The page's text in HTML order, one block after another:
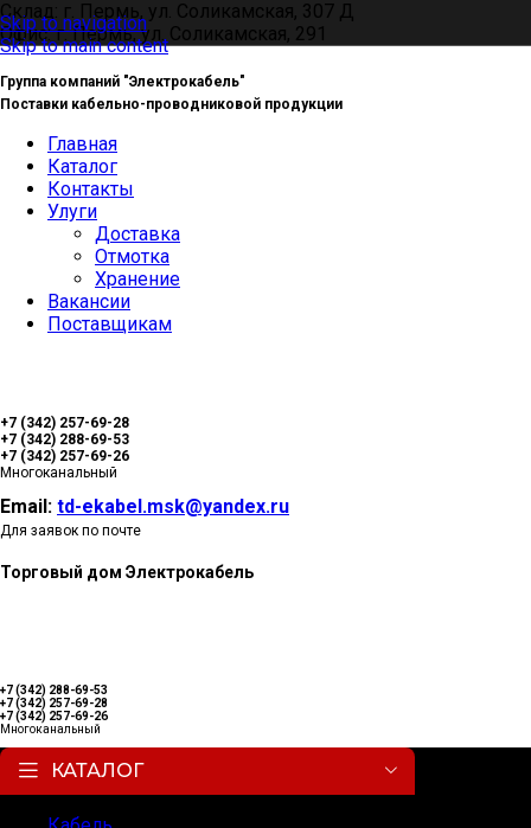
Skip to navigation
Skip to main content
Склад: г. Пермь, ул. Соликамская, 307 Д
Офис: г. Пермь, ул. Соликамская, 291
Группа компаний "Электрокабель"
Поставки кабельно-проводниковой продукции
Главная
Каталог
Контакты
Улуги
Доставка
Отмотка
Хранение
Вакансии
Поставщикам
+7 (342) 257-69-28
+7 (342) 288-69-53
+7 (342) 257-69-26
Многоканальный
Email: td-ekabel.msk@yandex.ru
Для заявок по почте
Торговый дом Электрокабель
+7 (342) 288-69-53
+7 (342) 257-69-28
+7 (342) 257-69-26
Многоканальный
КАТАЛОГ